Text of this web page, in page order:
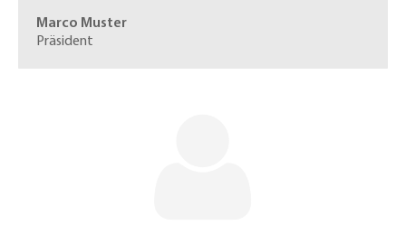
Marco Muster
Präsident